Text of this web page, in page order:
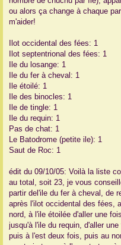
ou alors ça change à chaque
m'aider!
Ilot occidental des fées: 1
Ilot septentrional des fées: 1
Ile du losange: 1
Ile du fer à cheval: 1
Ile étoilé: 1
Ile des binocles: 1
Ile de tingle: 1
Ile du requin: 1
Pas de chat: 1
Le Batodrome (petite ile): 1
Saut de Roc: 1
édit du 09/10/05: Voilà la liste
au total, soit 23, je vous
partir del'ile du fer à cheval, de
après l'ilot occidental des fées,
nord, à l'ile étoilée d'aller une
jusqu'à l'ile du requin, d'aller
puis à l'est deux fois, puis au